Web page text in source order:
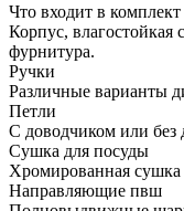
Что входит в
Корпус, влагостойкая
фурнитура.
Ручки
Различные варианты
Петли
С доводчиком или без
Сушка для посуды
Хромированная
Направляющие пвш